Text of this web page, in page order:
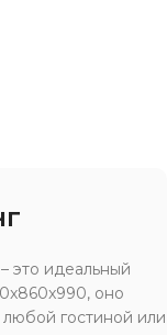
это идеальный
оно
гостиной или